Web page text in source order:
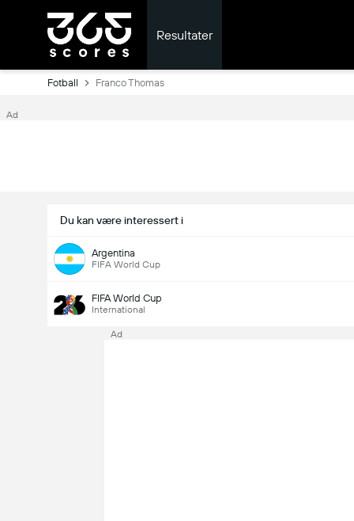
Resultater
Fotball Franco Thomas
Ad
Du kan være interessert i
Argentina
FIFA World Cup
FIFA World Cup
International
Ad